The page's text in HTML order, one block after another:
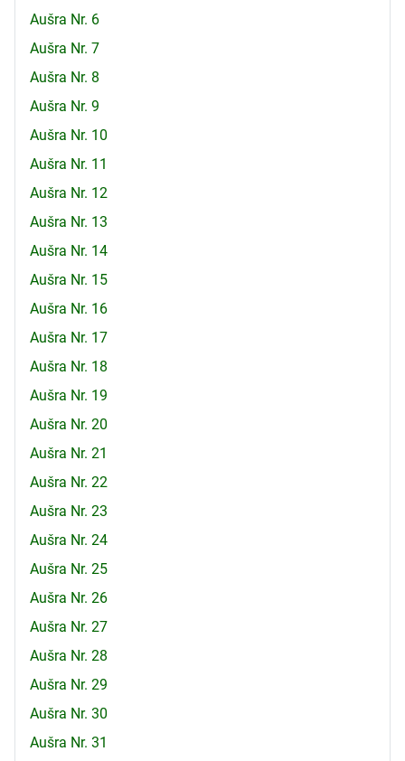
Aušra Nr. 6
Aušra Nr. 7
Aušra Nr. 8
Aušra Nr. 9
Aušra Nr. 10
Aušra Nr. 11
Aušra Nr. 12
Aušra Nr. 13
Aušra Nr. 14
Aušra Nr. 15
Aušra Nr. 16
Aušra Nr. 17
Aušra Nr. 18
Aušra Nr. 19
Aušra Nr. 20
Aušra Nr. 21
Aušra Nr. 22
Aušra Nr. 23
Aušra Nr. 24
Aušra Nr. 25
Aušra Nr. 26
Aušra Nr. 27
Aušra Nr. 28
Aušra Nr. 29
Aušra Nr. 30
Aušra Nr. 31